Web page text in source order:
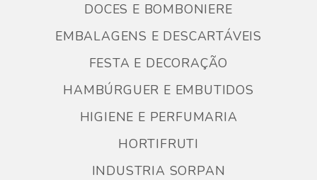
DOCES E BOMBONIERE
EMBALAGENS E DESCARTÁVEIS
FESTA E DECORAÇÃO
HAMBÚRGUER E EMBUTIDOS
HIGIENE E PERFUMARIA
HORTIFRUTI
INDUSTRIA SORPAN